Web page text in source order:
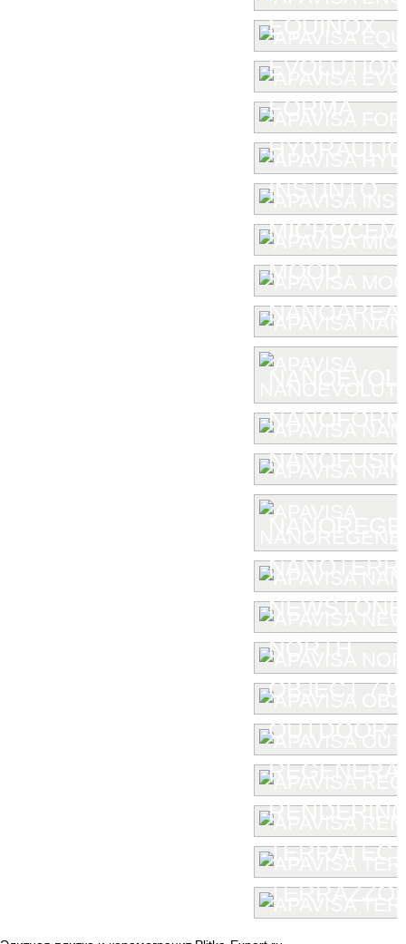
EQUINOX
EVOLUTION
FORMA
HYDRAULIC
INSTINTO
MOOD
NANOAREA
NEWSTONE
NORTH
OBJECT 7.0
OUTDOOR
TERRATEC
TERRAZZO